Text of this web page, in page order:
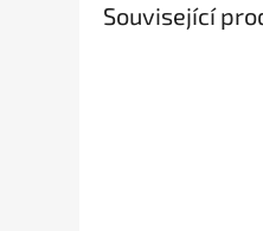
Související